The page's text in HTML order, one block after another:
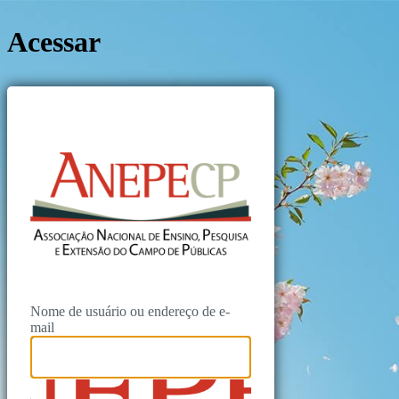
Acessar
https://
Nome de usuário ou endereço de e-
mail